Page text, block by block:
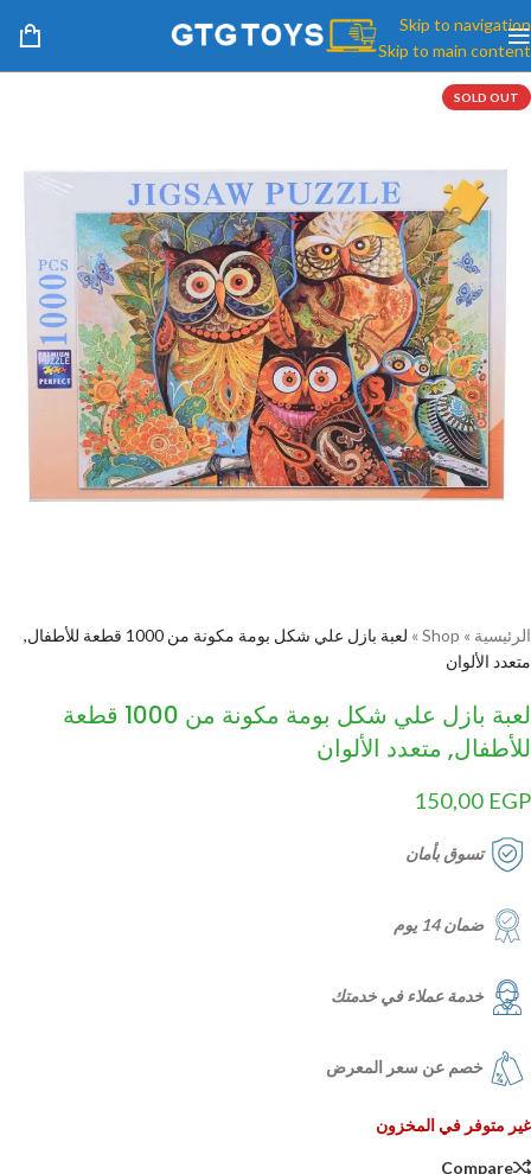
Skip to navigation
Skip to main content
SOLD OUT
الرئيسية »
Shop
»
لعبة بازل علي شكل بومة مكونة من 1000 قطعة للأطفال,
متعدد الألوان
لعبة بازل علي شكل بومة مكونة من 1000 قطعة
للأطفال, متعدد الألوان
150,00 EGP
تسوق بأمان
ضمان 14 يوم
خدمة عملاء في خدمتك
خصم عن سعر المعرض
غير متوفر في المخزون
Compare